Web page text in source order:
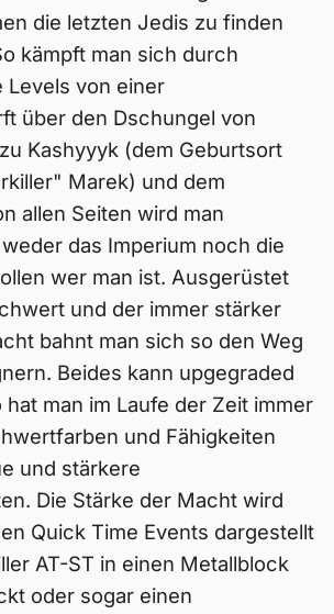
die letzten Jedis zu finden
kämpft man sich durch
von einer
über den Dschungel von
Kashyyyk (dem Geburtsort
Marek) und dem
allen Seiten wird man
das Imperium noch die
wer man ist. Ausgerüstet
und der immer stärker
bahnt man sich so den Weg
Beides kann upgegraded
man im Laufe der Zeit immer
und Fähigkeiten
und stärkere
Die Stärke der Macht wird
Quick Time Events dargestellt
AT-ST in einen Metallblock
oder sogar einen